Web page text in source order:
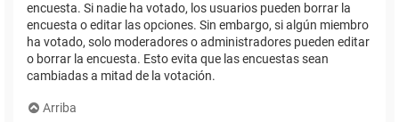
encuesta. Si nadie ha votado, los usuarios pueden borrar la
encuesta o editar las opciones. Sin embargo, si algún miembro
ha votado, solo moderadores o administradores pueden editar
o borrar la encuesta. Esto evita que las encuestas sean
cambiadas a mitad de la votación.
Arriba